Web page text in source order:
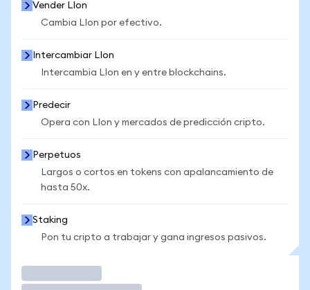
Vender LIon
Cambia LIon por efectivo.
Intercambiar LIon
Intercambia LIon en y entre blockchains.
Predecir
Opera con LIon y mercados de predicción cripto.
Perpetuos
Largos o cortos en tokens con apalancamiento de
hasta 50x.
Staking
Pon tu cripto a trabajar y gana ingresos pasivos.